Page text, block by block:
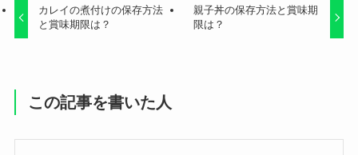
カレイの煮付けの保存方法
と賞味期限は？
親子丼の保存方法と賞味期
限は？
この記事を書いた人